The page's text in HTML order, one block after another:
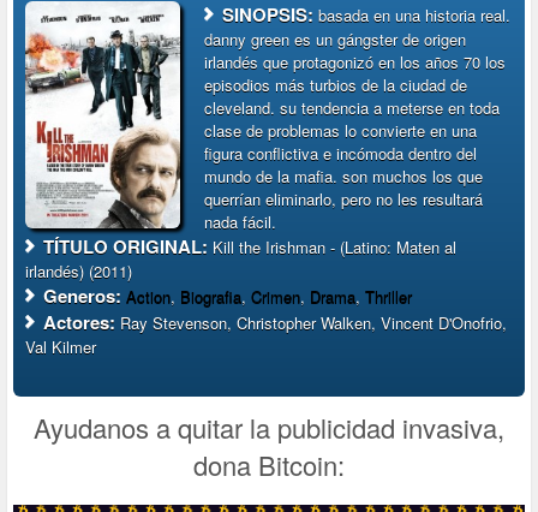
SINOPSIS:basada en una historia real.
danny green es un gángster de origen
irlandés que protagonizó en los años 70 los
episodios más turbios de la ciudad de
cleveland. su tendencia a meterse en toda
clase de problemas lo convierte en una
figura conflictiva e incómoda dentro del
mundo de la mafia. son muchos los que
querrían eliminarlo, pero no les resultará
nada fácil.
TÍTULO ORIGINAL: Kill the Irishman - (Latino: Maten al
irlandés) (2011)
Generos:Action, Biografia, Crimen, Drama, Thriller
Actores: Ray Stevenson, Christopher Walken, Vincent D'Onofrio,
Val Kilmer
Ayudanos a quitar la publicidad invasiva,
dona Bitcoin: